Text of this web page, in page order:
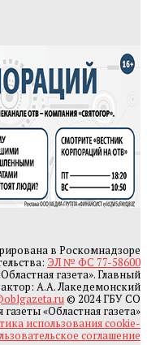
в Роскомнадзоре
ЭЛ № ФС 77-58600
газета». Главный
А.А. Лакедемонский
© 2024 ГБУ СО
«Областная газета»
использования cookie-
соглашение